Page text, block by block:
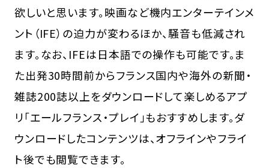
欲しいと思います。映画など機内エンターテインメ
ント（IFE）の迫力が変わるほか、騒音も低減され
ます。なお、IFEは日本語での操作も可能です。ま
た出発30時間前からフランス国内や海外の新聞・
雑誌200誌以上をダウンロードして楽しめるアプ
リ「エールフランス・プレイ」もおすすめします。ダ
ウンロードしたコンテンツは、オフラインやフライ
ト後でも閲覧できます。